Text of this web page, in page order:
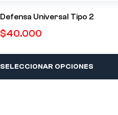
Defensa Universal Tipo 2
$40.000
SELECCIONAR OPCIONES